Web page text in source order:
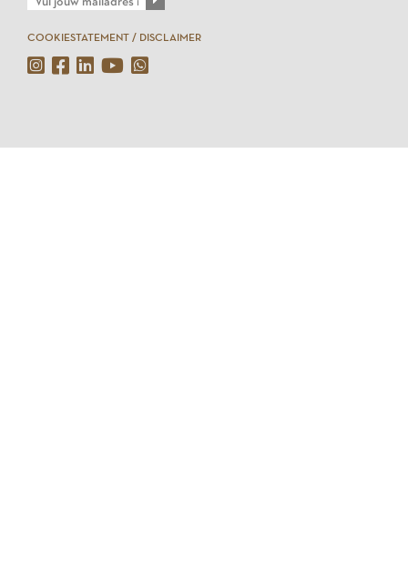
COOKIESTATEMENT / DISCLAIMER